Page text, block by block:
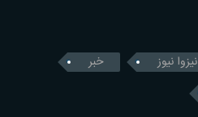
نیزوا نیوز
خبر